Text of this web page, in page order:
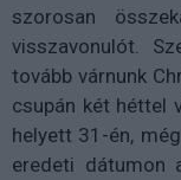
szorosan
visszavonulót.
tovább várnunk
csupán két héttel
helyett 31-én,
eredeti dátumon